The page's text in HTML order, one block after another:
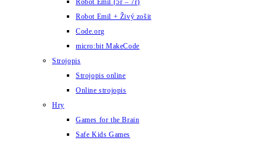
Robot Emil (5r – 7r)
Robot Emil + Živý zošit
Code.org
micro:bit MakeCode
Strojopis
Strojopis online
Online strojopis
Hry
Games for the Brain
Safe Kids Games